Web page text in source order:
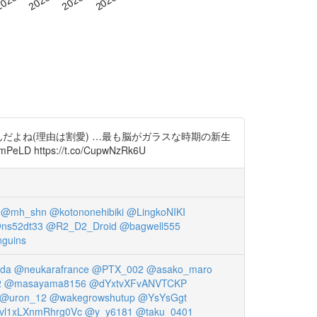
よね(理由は割愛) …最も脳がガラスな時期の新生
https://t.co/CupwNzRk6U
@mh_shn @kotononehibiki @LingkoNIKI
@R2_D2_Droid @bagwell555
@neukarafrance @PTX_002 @asako_maro
@masayama8156 @dYxtvXFvANVTCKP
@uron_12 @wakegrowshutup @YsYsGgt
@y_y6181 @taku_0401